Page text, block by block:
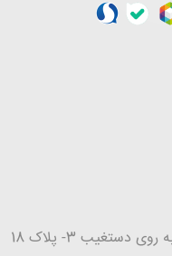
3- پلاک 18